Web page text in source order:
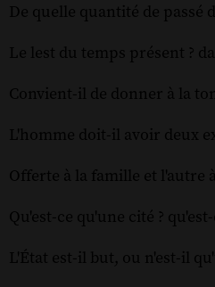
De quelle quantité de passé
Le lest du temps présent ?
Convient-il de donner à la
L'homme doit-il avoir deux
Offerte à la famille et l'autre
Qu'est-ce qu'une cité ?
L'État est-il but, ou n'est-il